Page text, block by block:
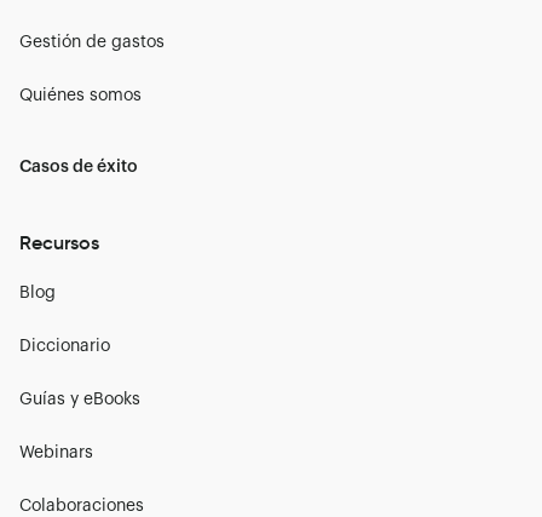
Gestión de gastos
Quiénes somos
Casos de éxito
Recursos
Blog
Diccionario
Guías y eBooks
Webinars
Colaboraciones